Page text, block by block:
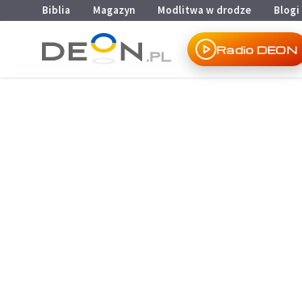
Przejdź do menu głównego
Przejdź do treści
Biblia Magazyn Modlitwa w drodze Blogi
Radio DEON